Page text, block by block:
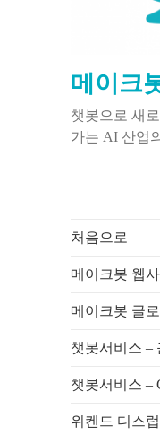
메이크
챗봇으로 새
가는 AI 산업
처음으로
메이크봇 웹
메이크봇 글
챗봇서비스 –
챗봇서비스 –
위켄드 디스